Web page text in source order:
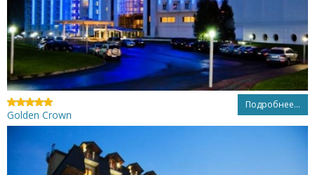
Подробнее...
Golden Crown